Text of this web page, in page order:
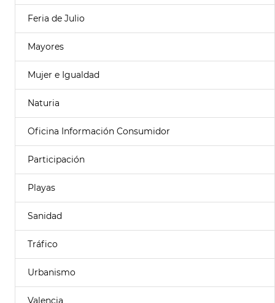
Feria de Julio
Mayores
Mujer e Igualdad
Naturia
Oficina Información Consumidor
Participación
Playas
Sanidad
Tráfico
Urbanismo
Valencia